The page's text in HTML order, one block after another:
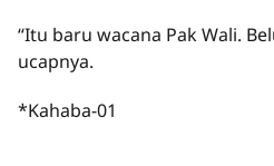
“Itu baru wacana Pak Wali.
ucapnya.
*Kahaba-01